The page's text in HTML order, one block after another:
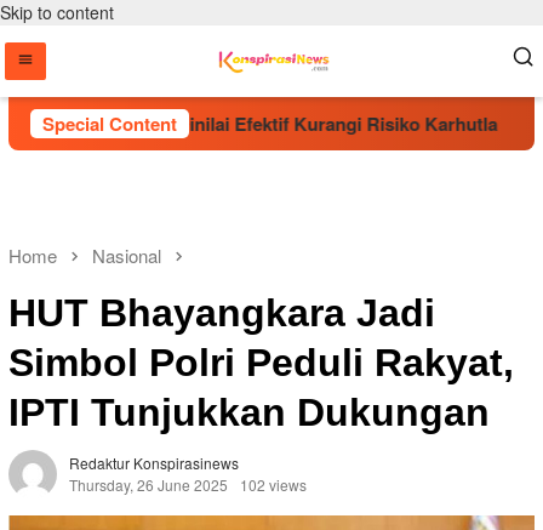
Skip to content
Special Content
Pohon Dinilai Efektif Kurangi Risiko Karhutla
Home Nasional
HUT Bhayangkara Jadi
Simbol Polri Peduli Rakyat,
IPTI Tunjukkan Dukungan
Redaktur Konspirasinews
Thursday, 26 June 2025
102 views